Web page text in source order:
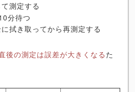
測定する
分待つ
拭き取ってから再測定する
後の測定は誤差が大きくなる た